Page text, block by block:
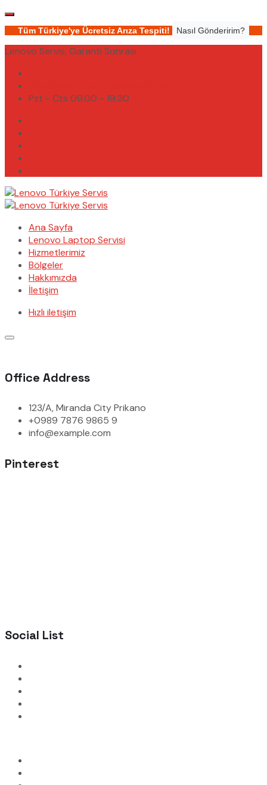
Tüm Türkiye'ye Ücretsiz Arıza Tespiti! Nasıl Gönderirim?
Lenovo Servis, Garanti Sonrası
Pzt - Cts 09.00 - 19.30
Ana Sayfa
Lenovo Laptop Servisi
Hizmetlerimiz
Bölgeler
Hakkımızda
İletişim
Hızlı iletişim
Office Address
123/A, Miranda City Prikano
+0989 7876 9865 9
info@example.com
Pinterest
Social List